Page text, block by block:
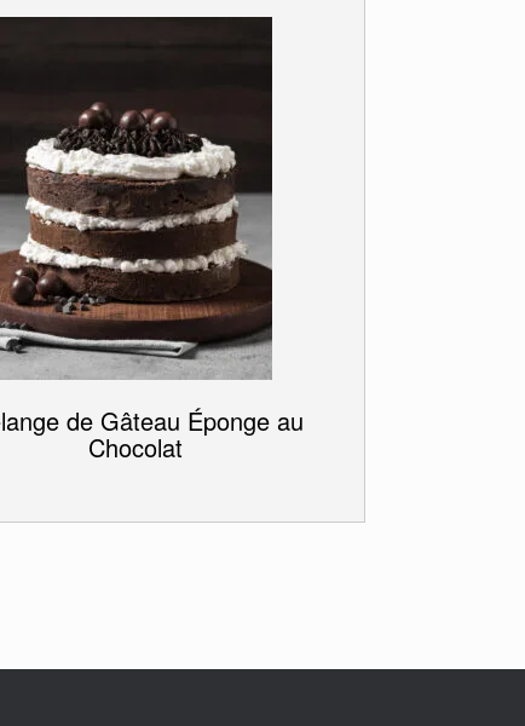
de Gâteau Éponge au
Chocolat